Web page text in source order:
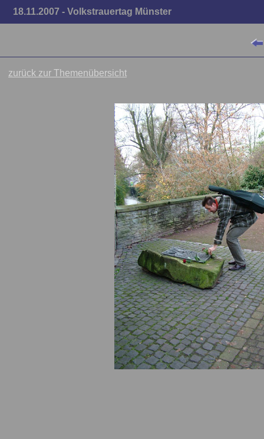
18.11.2007 - Volkstrauertag Münster
zurück zur Themenübersicht